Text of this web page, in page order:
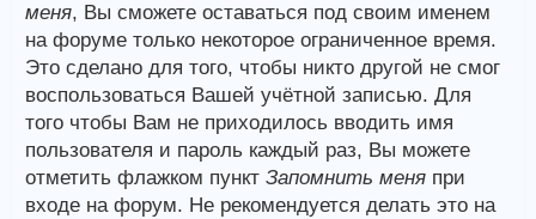
меня, Вы сможете оставаться под своим именем
на форуме только некоторое ограниченное время.
Это сделано для того, чтобы никто другой не смог
воспользоваться Вашей учётной записью. Для
того чтобы Вам не приходилось вводить имя
пользователя и пароль каждый раз, Вы можете
отметить флажком пункт Запомнить меня при
входе на форум. Не рекомендуется делать это на